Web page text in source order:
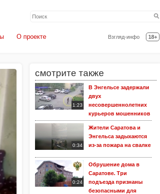
Взгляд-инфо 18+
О проекте
смотрите также
1:23
В Энгельсе задержали
двух
несовершеннолетних
курьеров мошенников
0:34
Жители Саратова и
Энгельса задыхаются
из-за пожара на свалке
0:24
Обрушение дома в
Саратове. Три
подъезда признаны
безопасными для